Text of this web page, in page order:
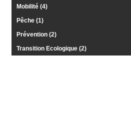
Médias
groupe
Prémium
Mobilité (4)
Pêche (1)
Prévention (2)
Transition Ecologique (2)